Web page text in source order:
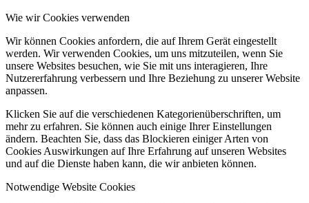
Wie wir Cookies verwenden
Wir können Cookies anfordern, die auf Ihrem Gerät eingestellt
werden. Wir verwenden Cookies, um uns mitzuteilen, wenn Sie
unsere Websites besuchen, wie Sie mit uns interagieren, Ihre
Nutzererfahrung verbessern und Ihre Beziehung zu unserer Website
anpassen.
Klicken Sie auf die verschiedenen Kategorienüberschriften, um
mehr zu erfahren. Sie können auch einige Ihrer Einstellungen
ändern. Beachten Sie, dass das Blockieren einiger Arten von
Cookies Auswirkungen auf Ihre Erfahrung auf unseren Websites
und auf die Dienste haben kann, die wir anbieten können.
Notwendige Website Cookies